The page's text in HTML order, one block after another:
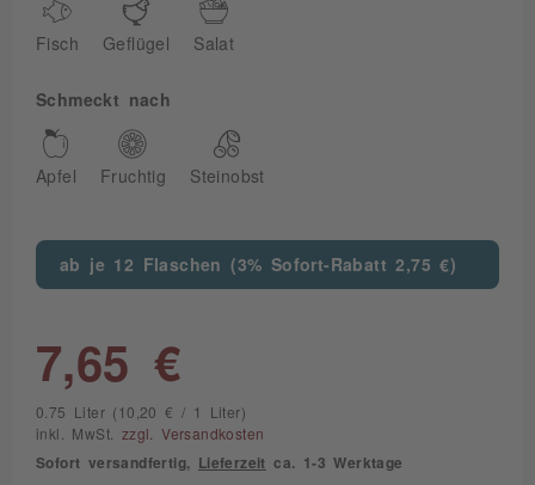
Fisch Geflügel Salat
Schmeckt nach
Apfel Fruchtig Steinobst
ab je 12 Flaschen (3% Sofort-Rabatt 2,75 €)
7,65 €
0.75 Liter (10,20 € / 1 Liter)
inkl. MwSt. zzgl. Versandkosten
Sofort versandfertig, Lieferzeit ca. 1-3 Werktage